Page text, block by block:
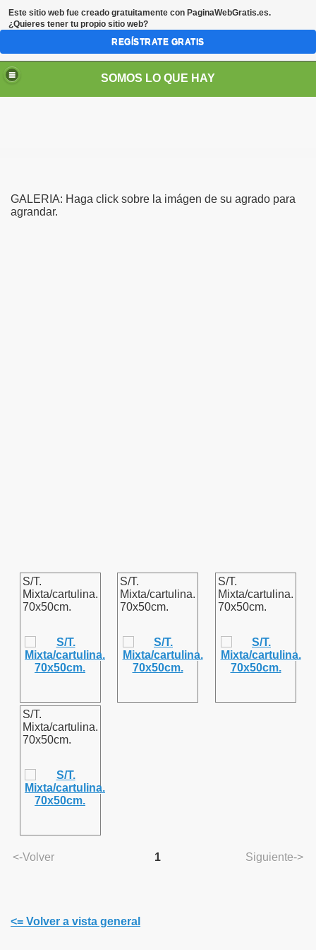
SOMOS LO QUE HAY
GALERIA: Haga click sobre la imágen de su agrado para
agrandar.
S/T.
Mixta/cartulina.
70x50cm.
S/T.
Mixta/cartulina.
70x50cm.
S/T.
Mixta/cartulina.
70x50cm.
S/T.
Mixta/cartulina.
70x50cm.
<-Volver 1 Siguiente->
<= Volver a vista general
Este sitio web fue creado gratuitamente con PaginaWebGratis.es.
¿Quieres tener tu propio sitio web?
REGÍSTRATE GRATIS